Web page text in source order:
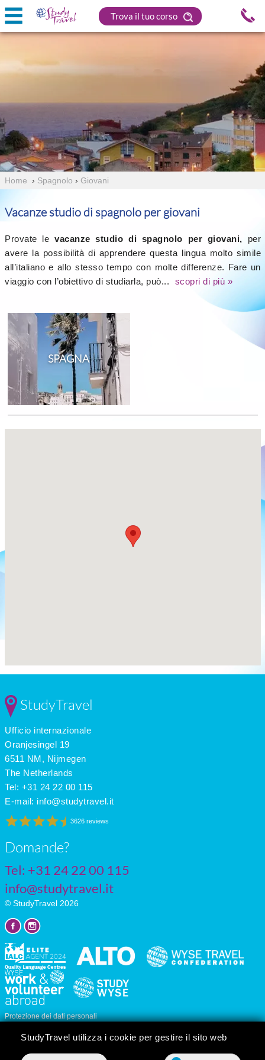
Trova il tuo corso
Home › Spagnolo › Giovani
Vacanze studio di spagnolo per giovani
Provate le vacanze studio di spagnolo per giovani, per
avere la possibilità di apprendere questa lingua molto simile
all’italiano e allo stesso tempo con molte differenze. Fare un
viaggio con l’obiettivo di studiarla, può...
scopri di più »
SPAGNA
StudyTravel utilizza i cookie per gestire il sito web
StudyTravel
Ufficio internazionale
Oranjesingel 19
6511 NM, Nijmegen
The Netherlands
Tel: +31 24 22 00 115
E-mail: info@studytravel.it
3626 reviews
Domande?
Tel: +31 24 22 00 115
info@studytravel.it
© StudyTravel 2026
Protezione dei dati personali